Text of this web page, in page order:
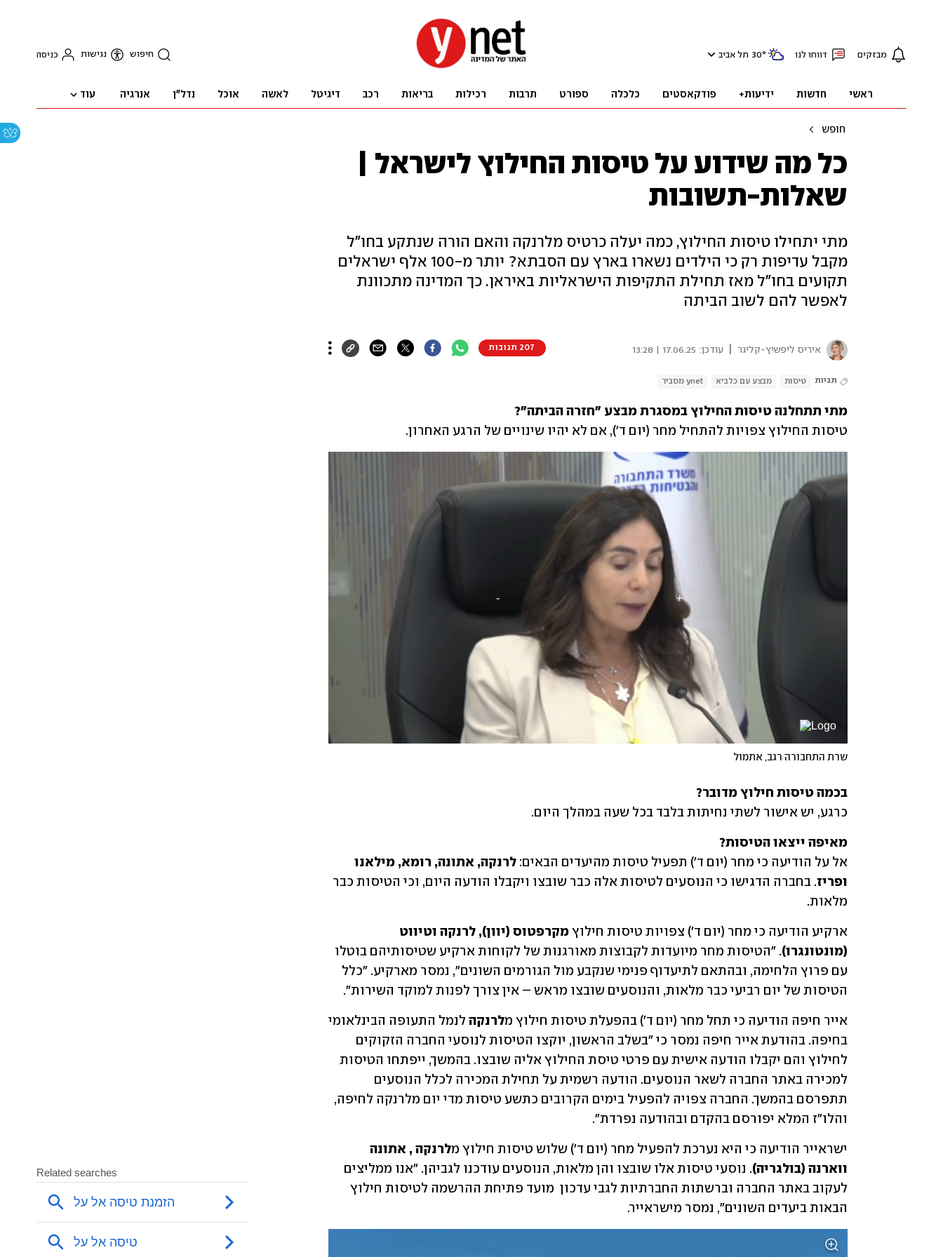
מבזקים דווחו לנו 30° תל אביב חיפוש נגישות כניסה
ראשי חדשות ידיעות+ פודקאסטים כלכלה ספורט תרבות רכילות בריאות רכב דיגיטל לאשה אוכל נדל"ן אנרגיה עוד
חופש
כל מה שידוע על טיסות החילוץ לישראל |
שאלות-תשובות
מתי יתחילו טיסות החילוץ, כמה יעלה כרטיס מלרנקה והאם הורה שנתקע בחו"ל
מקבל עדיפות רק כי הילדים נשארו בארץ עם הסבתא? יותר מ-100 אלף ישראלים
תקועים בחו"ל מאז תחילת התקיפות הישראליות באיראן. כך המדינה מתכוונת
לאפשר להם לשוב הביתה
איריס ליפשיץ-קליגר עודכן: 17.06.25 | 13:28 207 תגובות
תגיות טיסות מבצע עם כלביא ynet מסביר
מתי תתחלנה טיסות החילוץ במסגרת מבצע "חזרה הביתה"?
טיסות החילוץ צפויות להתחיל מחר (יום ד'), אם לא יהיו שינויים של הרגע האחרון.
שרת התחבורה רגב, אתמול
בכמה טיסות חילוץ מדובר?
כרגע, יש אישור לשתי נחיתות בלבד בכל שעה במהלך היום.
מאיפה ייצאו הטיסות?
אל על הודיעה כי מחר (יום ד') תפעיל טיסות מהיעדים הבאים:
ופריז
מלאות.
ארקיע הודיעה כי מחר (יום ד') צפויות טיסות חילוץ
(מונטונגרו)
הטיסות של יום רביעי כבר מלאות, והנוסעים שובצו מראש – אין צורך לפנות למוקד השירות".
אייר חיפה הודיעה כי תחל מחר (יום ד') בהפעלת טיסות חילוץ מלרנקה
והלו"ז המלא יפורסם בהקדם ובהודעה נפרדת".
ישראייר הודיעה כי היא נערכת להפעיל מחר (יום ד') שלוש טיסות חילוץ מ
ווארנה (בולגריה)
הבאות ביעדים השונים", נמסר מישראייר.